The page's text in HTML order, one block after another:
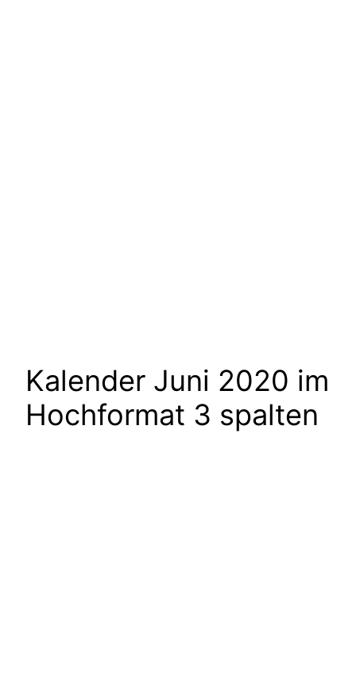
Kalender Juni 2020 im
Hochformat 3 spalten